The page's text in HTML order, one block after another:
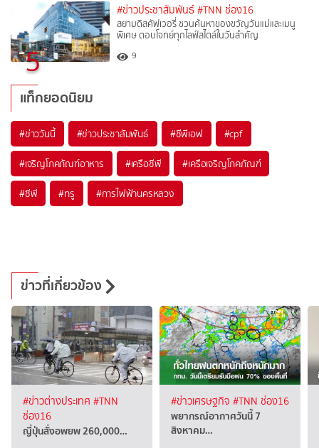
5
#ข่าวประชาสัมพันธ์ #TNN ช่อง16
สยามดิสคัฟเวอรี่ ชวนค้นหาของขวัญวันแม่และเมนู
พิเศษ ตอบโจทย์ทุกไลฟ์สไตล์ในวันสำคัญ
9
แท็กยอดนิยม
#ข่าววันนี้ #ข่าวประชาสัมพันธ์ #ซีพีเอฟ #cpf
#เจริญโภคภัณฑ์อาหาร #เครือซีพี #เครือเจริญโภคภัณฑ์
#ซีพี #ทรู #การไฟฟ้านครหลวง
ข่าวที่เกี่ยวข้อง
#ข่าวต่างประเทศ #TNN
ช่อง16
ญี่ปุ่นสั่งอพยพ 260,000…
#ข่าวเศรษฐกิจ #TNN ช่อง16
พยากรณ์อากาศวันนี้ 7
สิงหาคม…